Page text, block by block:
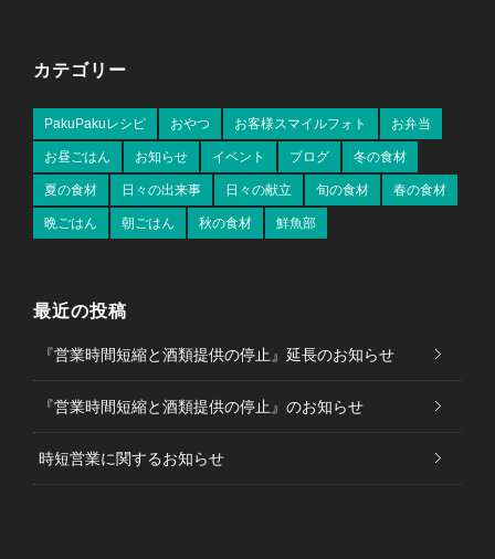
カテゴリー
PakuPakuレシピ おやつ お客様スマイルフォト お弁当
お昼ごはん お知らせ イベント ブログ 冬の食材
夏の食材 日々の出来事 日々の献立 旬の食材 春の食材
晩ごはん 朝ごはん 秋の食材 鮮魚部
最近の投稿
『営業時間短縮と酒類提供の停止』延長のお知らせ
『営業時間短縮と酒類提供の停止』のお知らせ
時短営業に関するお知らせ